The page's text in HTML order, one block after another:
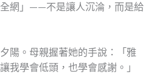
網」——不是讓人沉淪，而是給
陽。母親握著她的手說：「雅
我學會低頭，也學會感謝。」